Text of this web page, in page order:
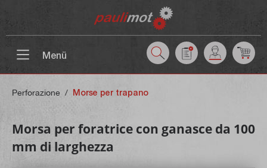
Menü
Perforazione / Morse per trapano
Morsa per foratrice con ganasce da 100
mm di larghezza